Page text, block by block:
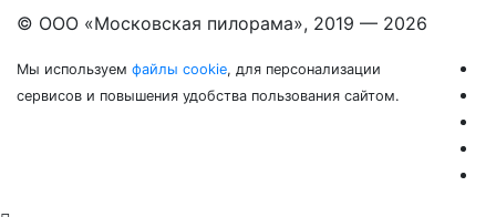
© ООО «Московская пилорама», 2019 — 2026
Мы используем файлы cookie, для персонализации
сервисов и повышения удобства пользования сайтом.